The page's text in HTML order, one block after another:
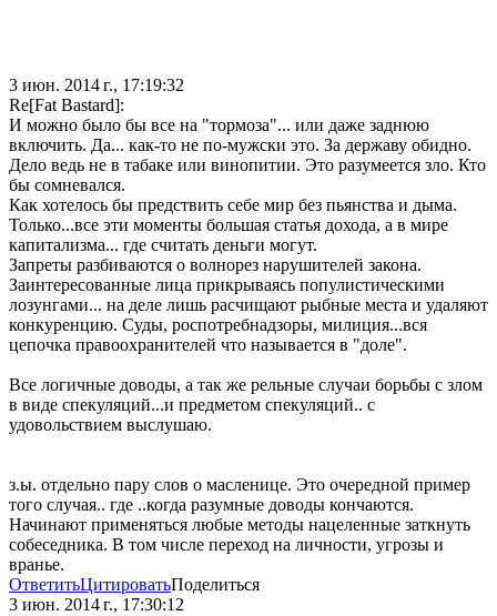
3 июн. 2014 г., 17:19:32
Re[Fat Bastard]:
И можно было бы все на "тормоза"... или даже заднюю
включить. Да... как-то не по-мужски это. За державу обидно.
Дело ведь не в табаке или винопитии. Это разумеется зло. Кто
бы сомневался.
Как хотелось бы предствить себе мир без пьянства и дыма.
Только...все эти моменты большая статья дохода, а в мире
капитализма... где считать деньги могут.
Запреты разбиваются о волнорез нарушителей закона.
Заинтересованные лица прикрываясь популистическими
лозунгами... на деле лишь расчищают рыбные места и удаляют
конкуренцию. Суды, роспотребнадзоры, милиция...вся
цепочка правоохранителей что называется в "доле".
Все логичные доводы, а так же рельные случаи борьбы с злом
в виде спекуляций...и предметом спекуляций.. с
удовольствием выслушаю.
з.ы. отдельно пару слов о масленице. Это очередной пример
того случая.. где ..когда разумные доводы кончаются.
Начинают применяться любые методы нацеленные заткнуть
собеседника. В том числе переход на личности, угрозы и
вранье.
ОтветитьЦитироватьПоделиться
3 июн. 2014 г., 17:30:12